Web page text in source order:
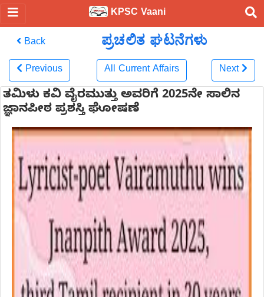
KPSC Vaani
Back ಪ್ರಚಲಿತ ಘಟನೆಗಳು
Previous All Current Affairs Next
ತಮಿಳು ಕವಿ ವೈರಮುತ್ತು ಅವರಿಗೆ 2025ನೇ ಸಾಲಿನ
ಜ್ಞಾನಪೀಠ ಪ್ರಶಸ್ತಿ ಘೋಷಣೆ